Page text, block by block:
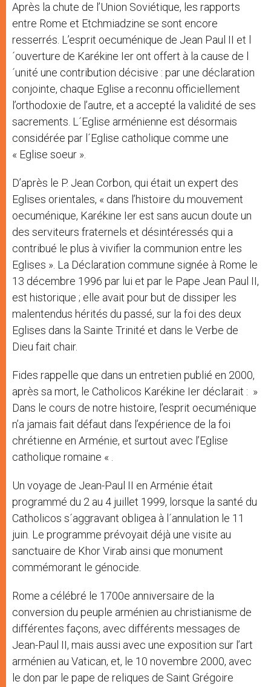
Après la chute de l’Union Soviétique, les rapports
entre Rome et Etchmiadzine se sont encore
resserrés. L’esprit oecuménique de Jean Paul II et l
´ouverture de Karékine Ier ont offert à la cause de l
´unité une contribution décisive : par une déclaration
conjointe, chaque Eglise a reconnu officiellement
l’orthodoxie de l’autre, et a accepté la validité de ses
sacrements. L´Eglise arménienne est désormais
considérée par l´Eglise catholique comme une
« Eglise soeur ».
D’après le P. Jean Corbon, qui était un expert des
Eglises orientales, « dans l’histoire du mouvement
oecuménique, Karékine Ier est sans aucun doute un
des serviteurs fraternels et désintéressés qui a
contribué le plus à vivifier la communion entre les
Eglises ». La Déclaration commune signée à Rome le
13 décembre 1996 par lui et par le Pape Jean Paul II,
est historique ; elle avait pour but de dissiper les
malentendus hérités du passé, sur la foi des deux
Eglises dans la Sainte Trinité et dans le Verbe de
Dieu fait chair.
Fides rappelle que dans un entretien publié en 2000,
après sa mort, le Catholicos Karékine Ier déclarait : »
Dans le cours de notre histoire, l’esprit oecuménique
n’a jamais fait défaut dans l’expérience de la foi
chrétienne en Arménie, et surtout avec l’Eglise
catholique romaine « .
Un voyage de Jean-Paul II en Arménie était
programmé du 2 au 4 juillet 1999, lorsque la santé du
Catholicos s´aggravant obligea à l´annulation le 11
juin. Le programme prévoyait déjà une visite au
sanctuaire de Khor Virab ainsi que monument
commémorant le génocide.
Rome a célébré le 1700e anniversaire de la
conversion du peuple arménien au christianisme de
différentes façons, avec différents messages de
Jean-Paul II, mais aussi avec une exposition sur l’art
arménien au Vatican, et, le 10 novembre 2000, avec
le don par le pape de reliques de Saint Grégoire